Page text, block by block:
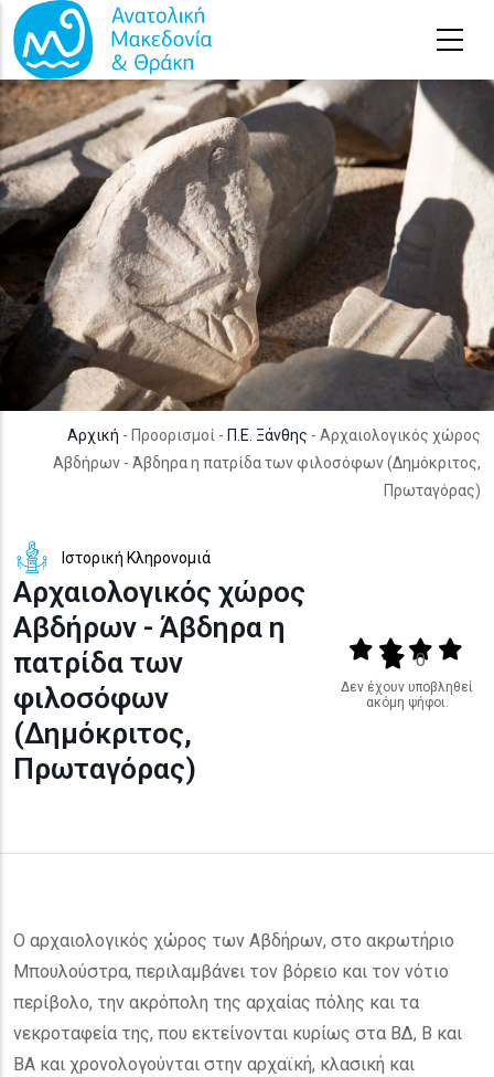
Παράκαμψη προς το κυρίως περιεχόμενο
Αρχική - Προορισμοί - Π.Ε. Ξάνθης - Αρχαιολογικός χώρος
Αβδήρων - Άβδηρα η πατρίδα των φιλοσόφων (Δημόκριτος,
Πρωταγόρας)
Ιστορική Κληρονομιά
Αρχαιολογικός χώρος
Αβδήρων - Άβδηρα η
πατρίδα των
φιλοσόφων
(Δημόκριτος,
Πρωταγόρας)
Output format
(star)(star)(star)
(star)
0
Δεν έχουν υποβληθεί
ακόμη ψήφοι.
O αρχαιολογικός χώρος των Αβδήρων, στο ακρωτήριο
Μπουλούστρα, περιλαμβάνει τον βόρειο και τον νότιο
περίβολο, την ακρόπολη της αρχαίας πόλης και τα
νεκροταφεία της, που εκτείνονται κυρίως στα ΒΔ, Β και
ΒΑ και χρονολογούνται στην αρχαϊκή, κλασική και